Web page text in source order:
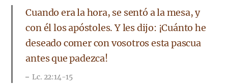
Cuando era la hora, se sentó a la mesa, y
con él los apóstoles. Y les dijo: ¡Cuánto he
deseado comer con vosotros esta pascua
antes que padezca!
Lc. 22:14-15